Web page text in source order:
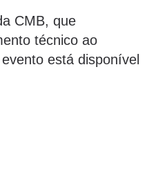
CMB, que
técnico ao
está disponível